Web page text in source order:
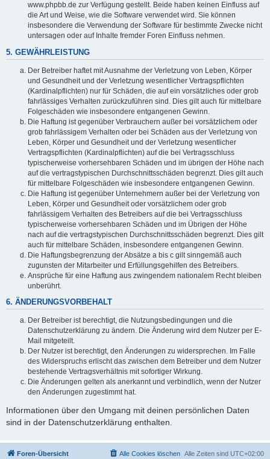
www.phpbb.de zur Verfügung gestellt. Beide haben keinen Einfluss auf
die Art und Weise, wie die Software verwendet wird. Sie können
insbesondere die Verwendung der Software für bestimmte Zwecke nicht
untersagen oder auf Inhalte fremder Foren Einfluss nehmen.
5. GEWÄHRLEISTUNG
Der Betreiber haftet mit Ausnahme der Verletzung von Leben, Körper
und Gesundheit und der Verletzung wesentlicher Vertragspflichten
(Kardinalpflichten) nur für Schäden, die auf ein vorsätzliches oder grob
fahrlässiges Verhalten zurückzuführen sind. Dies gilt auch für mittelbare
Folgeschäden wie insbesondere entgangenen Gewinn.
Die Haftung ist gegenüber Verbrauchern außer bei vorsätzlichem oder
grob fahrlässigem Verhalten oder bei Schäden aus der Verletzung von
Leben, Körper und Gesundheit und der Verletzung wesentlicher
Vertragspflichten (Kardinalpflichten) auf die bei Vertragsschluss
typischerweise vorhersehbaren Schäden und im übrigen der Höhe nach
auf die vertragstypischen Durchschnittsschäden begrenzt. Dies gilt auch
für mittelbare Folgeschäden wie insbesondere entgangenen Gewinn.
Die Haftung ist gegenüber Unternehmern außer bei der Verletzung von
Leben, Körper und Gesundheit oder vorsätzlichem oder grob
fahrlässigem Verhalten des Betreibers auf die bei Vertragsschluss
typischerweise vorhersehbaren Schäden und im Übrigen der Höhe
nach auf die vertragstypischen Durchschnittsschäden begrenzt. Dies gilt
auch für mittelbare Schäden, insbesondere entgangenen Gewinn.
Die Haftungsbegrenzung der Absätze a bis c gilt sinngemäß auch
zugunsten der Mitarbeiter und Erfüllungsgehilfen des Betreibers.
Ansprüche für eine Haftung aus zwingendem nationalem Recht bleiben
unberührt.
6. ÄNDERUNGSVORBEHALT
Der Betreiber ist berechtigt, die Nutzungsbedingungen und die
Datenschutzerklärung zu ändern. Die Änderung wird dem Nutzer per E-
Mail mitgeteilt.
Der Nutzer ist berechtigt, den Änderungen zu widersprechen. Im Falle
des Widerspruchs erlischt das zwischen dem Betreiber und dem Nutzer
bestehende Vertragsverhältnis mit sofortiger Wirkung.
Die Änderungen gelten als anerkannt und verbindlich, wenn der Nutzer
den Änderungen zugestimmt hat.
Informationen über den Umgang mit deinen persönlichen Daten
sind in der Datenschutzerklärung enthalten.
Foren-Übersicht Alle Zeiten sind UTC+02:00
Alle Cookies löschen